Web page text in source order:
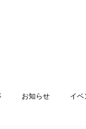
お知らせ イベ